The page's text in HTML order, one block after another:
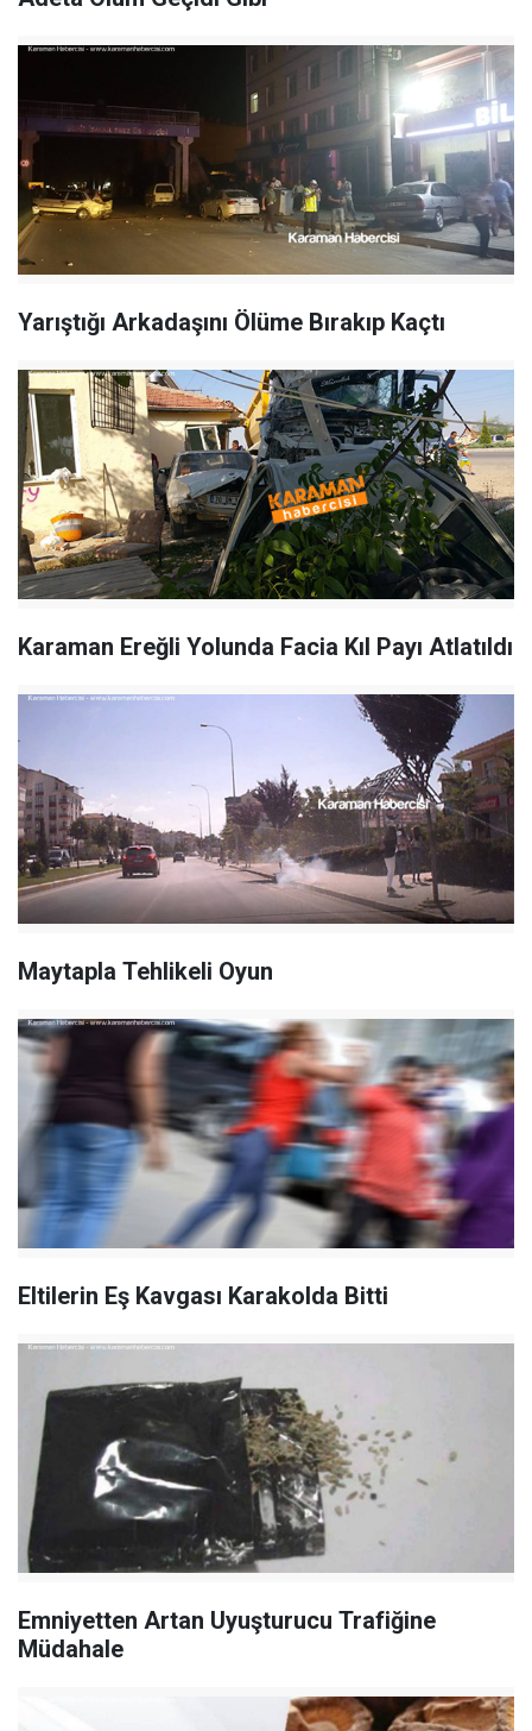
Yarıştığı Arkadaşını Ölüme Bırakıp Kaçtı
Karaman Ereğli Yolunda Facia Kıl Payı Atlatıldı
Maytapla Tehlikeli Oyun
Eltilerin Eş Kavgası Karakolda Bitti
Emniyetten Artan Uyuşturucu Trafiğine
Müdahale